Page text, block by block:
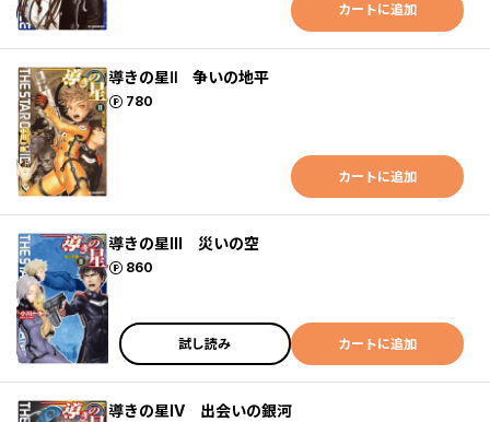
カートに追加
導きの星Ⅱ 争いの地平
780
ポイント
カートに追加
導きの星III 災いの空
860
ポイント
試し読み カートに追加
導きの星IV 出会いの銀河